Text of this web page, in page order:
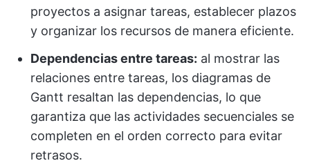
proyectos a asignar tareas, establecer plazos
y organizar los recursos de manera eficiente.
Dependencias entre tareas: al mostrar las
relaciones entre tareas, los diagramas de
Gantt resaltan las dependencias, lo que
garantiza que las actividades secuenciales se
completen en el orden correcto para evitar
retrasos.